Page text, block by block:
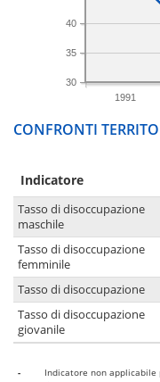
1991
30
35
40
CONFRONTI
Indicatore
Tasso di disoccupazione
maschile
Tasso di disoccupazione
femminile
Tasso di disoccupazione
Tasso di disoccupazione
giovanile
-
Indicatore non